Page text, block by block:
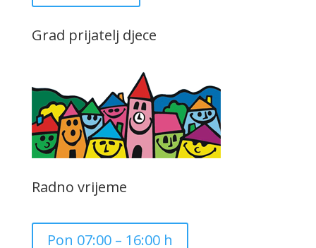
Grad prijatelj djece
Radno vrijeme
Pon 07:00 – 16:00 h